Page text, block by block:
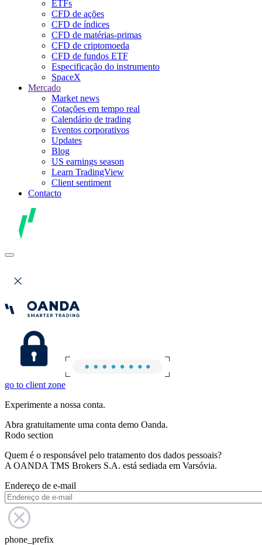
ETFs
CFD de ações
CFD de índices
CFD de matérias-primas
CFD de criptomoeda
CFD de fundos ETF
Especificação do instrumento
SpaceX
Mercado
Market news
Cotações em tempo real
Calendário de trading
Eventos corporativos
Updates
Blog
US earnings season
Learn TradingView
Client sentiment
Contacto
go to client zone
Experimente a nossa conta.
Abra gratuitamente uma conta demo Oanda.
Rodo section
Quem é o responsável pelo tratamento dos dados pessoais?
A OANDA TMS Brokers S.A. está sediada em Varsóvia.
Endereço de e-mail
phone_prefix